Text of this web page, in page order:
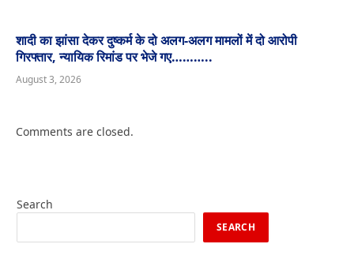
शादी का झांसा देकर दुष्कर्म के दो अलग-अलग मामलों में दो आरोपी
गिरफ्तार, न्यायिक रिमांड पर भेजे गए………..
August 3, 2026
Comments are closed.
Search
SEARCH